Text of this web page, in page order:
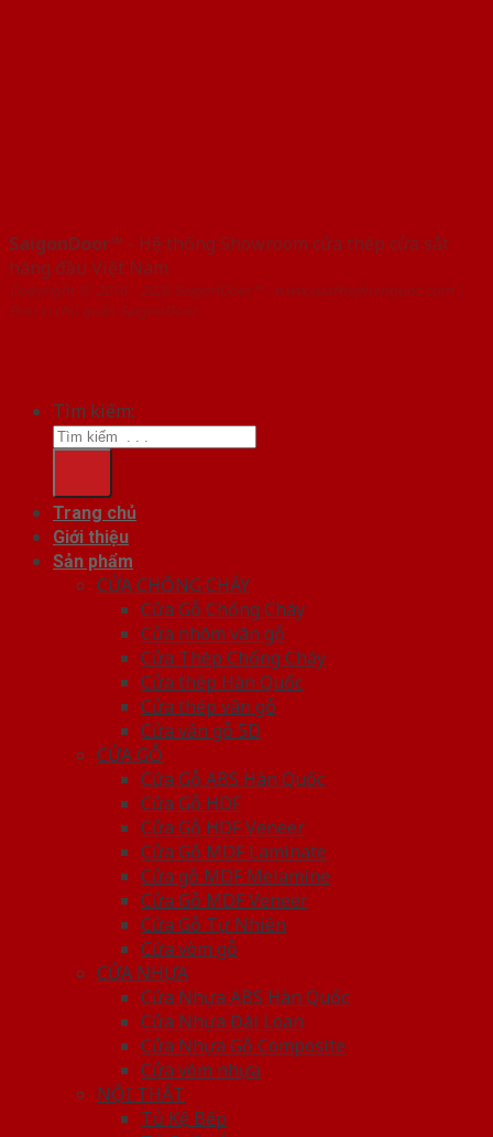
SaigonDoor™ - Hệ thống Showroom cửa thép cửa sắt
hàng đầu Việt Nam
Copyright ⓒ 2016 – 2026 SaigonDoor™ - www.cuathephanquoc.com |
Đơn vị chủ quản SaigonDoor
Tìm kiếm:
Trang chủ
Giới thiệu
Sản phẩm
CỬA CHỐNG CHÁY
Cửa Gỗ Chống Cháy
Cửa nhôm vân gỗ
Cửa Thép Chống Cháy
Cửa thép Hàn Quốc
Cửa thép vân gỗ
Cửa vân gỗ 5D
CỬA GỖ
Cửa Gỗ ABS Hàn Quốc
Cửa Gỗ HDF
Cửa Gỗ HDF Veneer
Cửa Gỗ MDF Laminate
Cửa gỗ MDF Melamine
Cửa Gỗ MDF Veneer
Cửa Gỗ Tự Nhiên
Cửa vòm gỗ
CỬA NHỰA
Cửa Nhựa ABS Hàn Quốc
Cửa Nhựa Đài Loan
Cửa Nhựa Gỗ Composite
Cửa vòm nhựa
NỘI THẤT
Tủ Kệ Bếp